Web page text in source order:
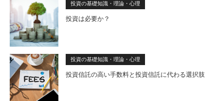
投資の基礎知識・理論・心理
投資は必要か？
投資の基礎知識・理論・心理
投資信託の高い手数料と投資信託に代わる選択肢